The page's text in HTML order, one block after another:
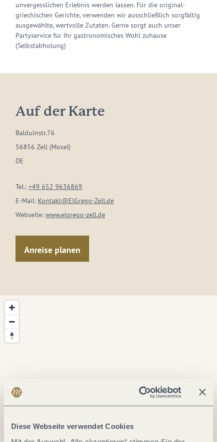
Diese Webseite verwendet Cookies
unvergesslichen Erlebnis werden lassen. Für die original-
griechischen Gerichte, verwenden wir ausschließlich sorgfältig
ausgewählte, wertvolle Zutaten. Gerne sorgt auch unser
Partyservice für Ihr gastronomisches Wohl zuhause
(Selbstabholung)
Auf der Karte
Balduinstr.76
56856 Zell (Mosel)
DE
Tel.: +49 652 9636869
E-Mail: Kontakt@ElGrego-Zell.de
Webseite: www.elgrego-zell.de
Anreise planen